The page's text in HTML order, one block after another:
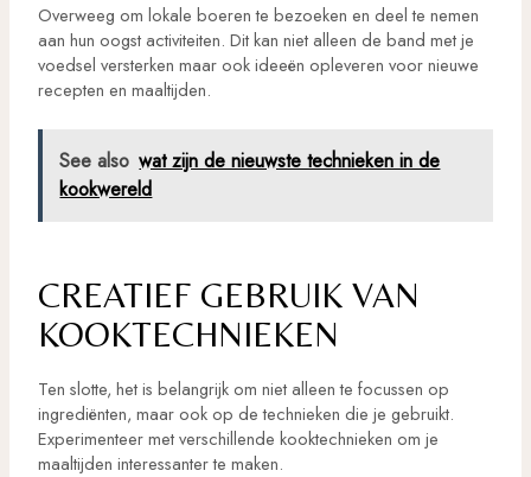
Overweeg om lokale boeren te bezoeken en deel te nemen
aan hun oogst activiteiten. Dit kan niet alleen de band met je
voedsel versterken maar ook ideeën opleveren voor nieuwe
recepten en maaltijden.
See also wat zijn de nieuwste technieken in de
kookwereld
CREATIEF GEBRUIK VAN
KOOKTECHNIEKEN
Ten slotte, het is belangrijk om niet alleen te focussen op
ingrediënten, maar ook op de technieken die je gebruikt.
Experimenteer met verschillende kooktechnieken om je
maaltijden interessanter te maken.